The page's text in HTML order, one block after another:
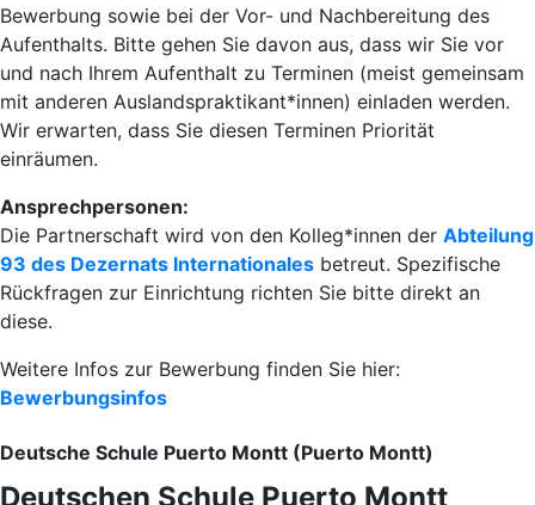
Bewerbung sowie bei der Vor- und Nachbereitung des
Aufenthalts. Bitte gehen Sie davon aus, dass wir Sie vor
und nach Ihrem Aufenthalt zu Terminen (meist gemeinsam
mit anderen Auslandspraktikant*innen) einladen werden.
Wir erwarten, dass Sie diesen Terminen Priorität
einräumen.
Ansprechpersonen:
Die Partnerschaft wird von den Kolleg*innen der Abteilung
93 des Dezernats Internationales betreut. Spezifische
Rückfragen zur Einrichtung richten Sie bitte direkt an
diese.
Weitere Infos zur Bewerbung finden Sie hier:
Bewerbungsinfos
Deutsche Schule Puerto Montt (Puerto Montt)
Deutschen Schule Puerto Montt